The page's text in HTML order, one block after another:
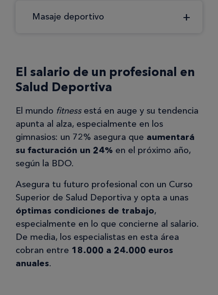
Masaje deportivo
El salario de un profesional en
Salud Deportiva
El mundo fitness está en auge y su tendencia
apunta al alza, especialmente en los
gimnasios: un 72% asegura que aumentará
su facturación un 24% en el próximo año,
según la BDO.
Asegura tu futuro profesional con un Curso
Superior de Salud Deportiva y opta a unas
óptimas condiciones de trabajo,
especialmente en lo que concierne al salario.
De media, los especialistas en esta área
cobran entre 18.000 a 24.000 euros
anuales.